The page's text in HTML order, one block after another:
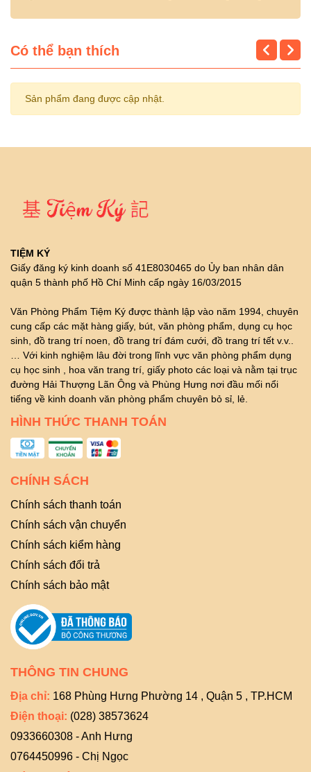
Có thể bạn thích
Sản phẩm đang được cập nhật.
TIỆM KÝ
Giấy đăng ký kinh doanh số 41E8030465 do Ủy ban nhân dân
quận 5 thành phố Hồ Chí Minh cấp ngày 16/03/2015
Văn Phòng Phẩm Tiệm Ký được thành lập vào năm 1994, chuyên
cung cấp các mặt hàng giấy, bút, văn phòng phẩm, dụng cụ học
sinh, đồ trang trí noen, đồ trang trí đám cưới, đồ trang trí tết v.v..
… Với kinh nghiệm lâu đời trong lĩnh vực văn phòng phẩm dụng
cụ học sinh , hoa văn trang trí, giấy photo các loại và nằm tại trục
đường Hải Thượng Lãn Ông và Phùng Hưng nơi đầu mối nổi
tiếng về kinh doanh văn phòng phẩm chuyên bỏ sỉ, lẻ.
HÌNH THỨC THANH TOÁN
CHÍNH SÁCH
Chính sách thanh toán
Chính sách vận chuyển
Chính sách kiểm hàng
Chính sách đổi trả
Chính sách bảo mật
THÔNG TIN CHUNG
Địa chỉ: 168 Phùng Hưng Phường 14 , Quận 5 , TP.HCM
Điện thoại: (028) 38573624
0933660308 - Anh Hưng
0764450996 - Chị Ngọc